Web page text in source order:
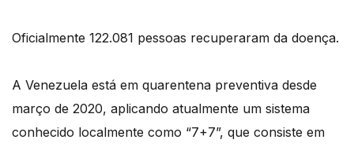
Oficialmente 122.081 pessoas recuperaram da doença.
A Venezuela está em quarentena preventiva desde
março de 2020, aplicando atualmente um sistema
conhecido localmente como “7+7”, que consiste em